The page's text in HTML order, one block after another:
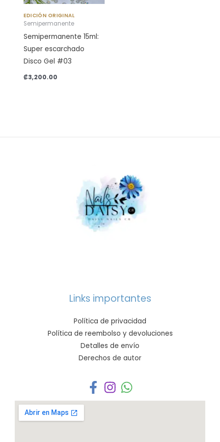
EDICIÓN ORIGINAL
Semipermanente
Semipermanente 15ml:
Super escarchado
Disco Gel #03
₡3,200.00
Links importantes
Política de privacidad
Política de reembolso y devoluciones
Detalles de envío
Derechos de autor